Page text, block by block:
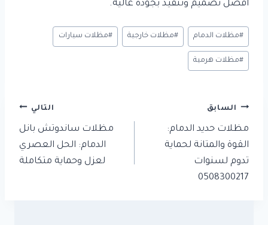
أفضل تصميم وتنفيذ بجودة عالية.
وسوم
المقال:
#مظلات الدمام #مظلات خارجية #مظلات سيارات
#مظلات هرمية
تصفّح
المقالات
السابق
مظلات حديد الدمام:
القوة والمتانة لحماية
تدوم لسنوات
0508300217
التالي
مظلات ساندوتش بانل
الدمام: الحل العصري
لعزل وحماية متكاملة